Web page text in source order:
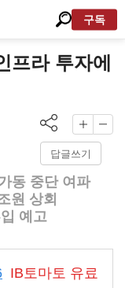
구독
라 투자에
답글쓰기
동 중단 여파
원 상회
예고
IB토마토 유료